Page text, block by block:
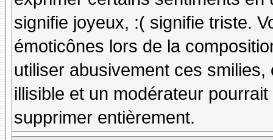
signifie joyeux, :( signifie triste.
émoticônes lors de la
utiliser abusivement ces
illisible et un modérateur
supprimer entièrement.